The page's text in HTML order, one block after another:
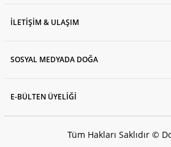
İLETİŞİM & ULAŞIM
SOSYAL MEDYADA DOĞA
E-BÜLTEN ÜYELİĞİ
Tüm Hakları Saklıdır ©